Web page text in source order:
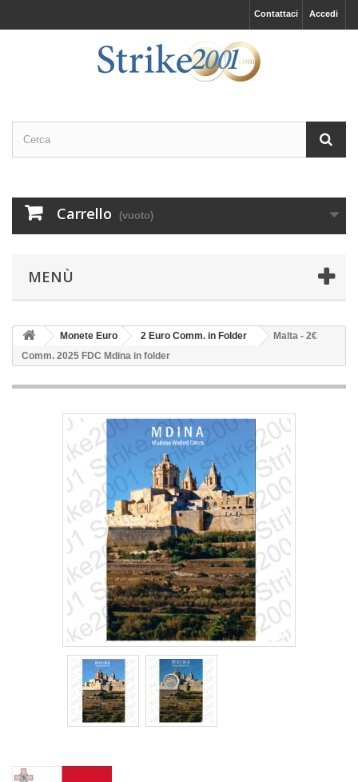
Accedi
Contattaci
Carrello (vuoto)
MENÙ
Monete Euro 2 Euro Comm. in Folder
Malta - 2€
Comm. 2025 FDC Mdina in folder